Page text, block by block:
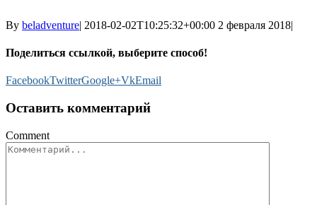
By beladventure| 2018-02-02T10:25:32+00:00 2 февраля 2018|
Поделиться ссылкой, выберите способ!
FacebookTwitterGoogle+VkEmail
Оставить комментарий
Comment